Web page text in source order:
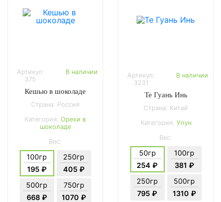
Артикул:
375
В наличии
Кешью в шоколаде
Страна: Россия
Категория: Орехи в
шоколаде
Вес:
100гр
195 ₽
250гр
405 ₽
500гр
668 ₽
750гр
1070 ₽
Артикул:
3231
В наличии
Те Гуань Инь
Страна: Китай
Категория: Улун
Вес:
50гр
254 ₽
100гр
381 ₽
250гр
795 ₽
500гр
1310 ₽